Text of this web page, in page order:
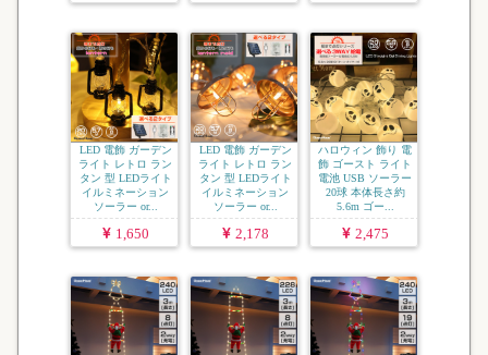
LED 電飾 ガーデン
ライト レトロ ラン
タン 型 LEDライト
イルミネーション
ソーラー or...
1,650
LED 電飾 ガーデン
ライト レトロ ラン
タン 型 LEDライト
イルミネーション
ソーラー or...
2,178
ハロウィン 飾り 電
飾 ゴースト ライト
電池 USB ソーラー
20球 本体長さ約
5.6m ゴー...
2,475